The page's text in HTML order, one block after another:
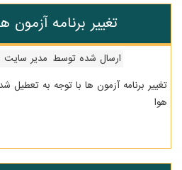
تغییر برنامه آزمون
ارسال شده توسط مدیر سایت
تغییر برنامه آزمون ها با توجه به تعطیل
هوا